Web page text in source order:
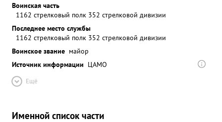
Воинская часть
1162 стрелковый полк 352 стрелковой дивизии
Последнее место службы
1162 стрелковый полк 352 стрелковой дивизии
Воинское звание майор
Источник информации ЦАМО
Ещё
Именной список части